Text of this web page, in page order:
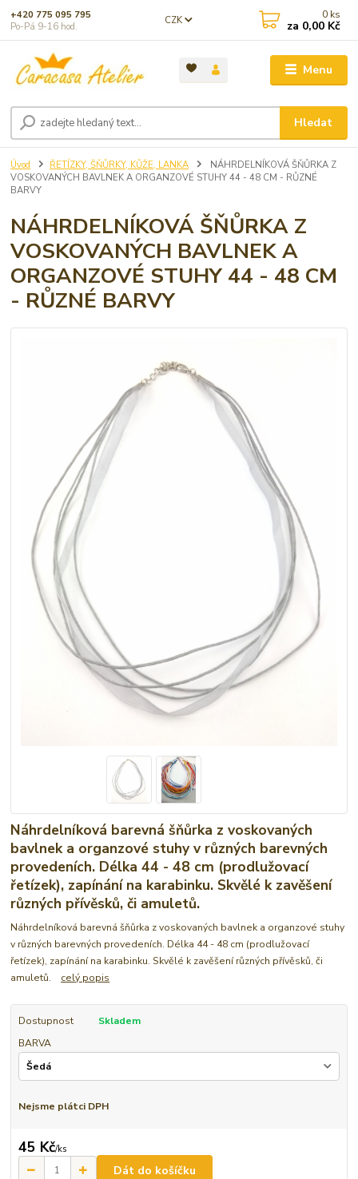
Menu
CZK
Hledat
+420 775 095 795
Po-Pá 9-16 hod.
0 ks
za 0,00 Kč
Úvod ŘETÍZKY, ŠŇŮRKY, KŮŽE, LANKA
NÁHRDELNÍKOVÁ ŠŇŮRKA Z
VOSKOVANÝCH BAVLNEK A ORGANZOVÉ STUHY 44 - 48 CM - RŮZNÉ
BARVY
NÁHRDELNÍKOVÁ ŠŇŮRKA Z
VOSKOVANÝCH BAVLNEK A
ORGANZOVÉ STUHY 44 - 48 CM
- RŮZNÉ BARVY
Náhrdelníková barevná šňůrka z voskovaných
bavlnek a organzové stuhy v různých barevných
provedeních. Délka 44 - 48 cm (prodlužovací
řetízek), zapínání na karabinku. Skvělé k zavěšení
různých přívěsků, či amuletů.
Náhrdelníková barevná šňůrka z voskovaných bavlnek a organzové stuhy
v různých barevných provedeních. Délka 44 - 48 cm (prodlužovací
řetízek), zapínání na karabinku. Skvělé k zavěšení různých přívěsků, či
amuletů. celý popis
Dostupnost
Skladem
BARVA
Nejsme plátci DPH
45 Kč/ks
Dát do košíčku